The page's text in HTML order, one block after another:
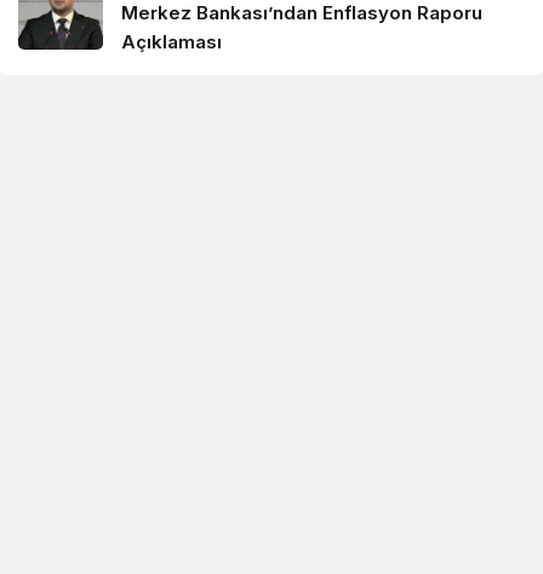
Merkez Bankası’ndan Enflasyon Raporu
Açıklaması